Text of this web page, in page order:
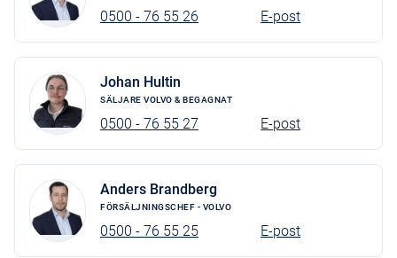
0500 - 76 55 26 E-post
Johan Hultin
SÄLJARE VOLVO & BEGAGNAT
0500 - 76 55 27 E-post
Anders Brandberg
FÖRSÄLJNINGSCHEF - VOLVO
0500 - 76 55 25 E-post